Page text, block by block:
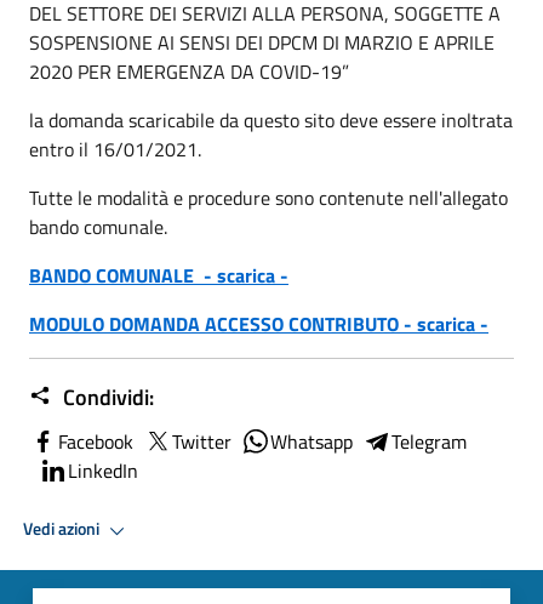
DEL SETTORE DEI SERVIZI ALLA PERSONA, SOGGETTE A
SOSPENSIONE AI SENSI DEI DPCM DI MARZIO E APRILE
2020 PER EMERGENZA DA COVID-19”
la domanda scaricabile da questo sito deve essere inoltrata
entro il 16/01/2021.
Tutte le modalità e procedure sono contenute nell'allegato
bando comunale.
BANDO COMUNALE - scarica -
MODULO DOMANDA ACCESSO CONTRIBUTO - scarica -
Condividi:
Facebook Twitter Whatsapp
Telegram
LinkedIn
Vedi azioni